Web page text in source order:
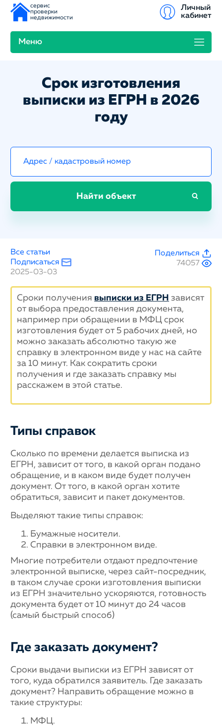
сервис
проверки
недвижимости
Меню
Личный
кабинет
Срок изготовления
выписки из ЕГРН в 2026
году
Найти объект
Все статьи
Поделиться
Подписаться
74057
2025-03-03
Сроки получения выписки из ЕГРН зависят
от выбора предоставления документа,
например при обращении в МФЦ срок
изготовления будет от 5 рабочих дней, но
можно заказать абсолютно такую же
справку в электронном виде у нас на сайте
за 10 минут. Как сократить сроки
получения и где заказать справку мы
расскажем в этой статье.
Типы справок
Сколько по времени делается выписка из
ЕГРН, зависит от того, в какой орган подано
обращение, и в каком виде будет получен
документ. От того, в какой орган хотите
обратиться, зависит и пакет документов.
Выделяют такие типы справок:
Бумажные носители.
Справки в электронном виде.
Многие потребители отдают предпочтение
электронной выписке, через сайт-посредник,
в таком случае сроки изготовления выписки
из ЕГРН значительно ускоряются, готовность
документа будет от 10 минут до 24 часов
(самый быстрый способ)
Где заказать документ?
Сроки выдачи выписки из ЕГРН зависят от
того, куда обратился заявитель. Где заказать
документ? Направить обращение можно в
такие структуры:
МФЦ.